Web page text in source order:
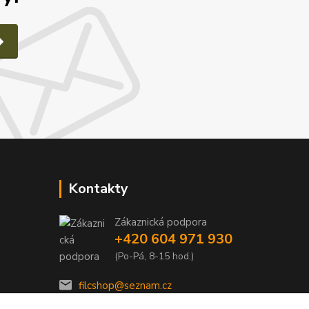
Kontakty
Zákaznická podpora
+420 604 971 930
(Po-Pá, 8-15 hod.)
filcshop@seznam.cz